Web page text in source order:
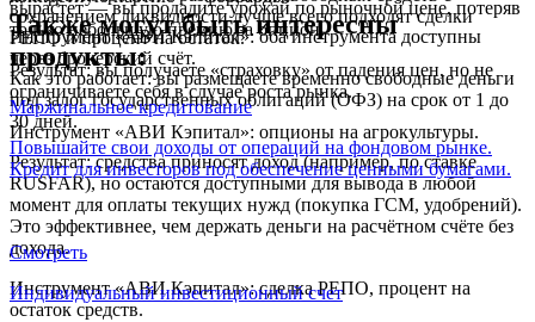
Инструмент «АВИ Кэпитал»: оба инструмента доступны
через брокерский счёт.
вырастет — вы продадите урожай по рыночной цене, потеряв
только небольшую премию за опцион.
Результат: вы получаете «страховку» от падения цен, но не
ограничиваете себя в случае роста рынка.
Инструмент «АВИ Кэпитал»: опционы на агрокультуры.
сохранением ликвидности лучше всего подходят сделки
РЕПО и процент на остаток.
Как это работает: вы размещаете временно свободные деньги
под залог государственных облигаций (ОФЗ) на срок от 1 до
30 дней.
Результат: средства приносят доход (например, по ставке
RUSFAR), но остаются доступными для вывода в любой
момент для оплаты текущих нужд (покупка ГСМ, удобрений).
Это эффективнее, чем держать деньги на расчётном счёте без
дохода.
Инструмент «АВИ Кэпитал»: сделка РЕПО, процент на
остаток средств.
Также могут быть интересны
продукты:
Маржинальное кредитование
Повышайте свои доходы от операций на фондовом рынке.
Кредит для инвесторов под обеспечение ценными бумагами.
Смотреть
Индивидуальный инвестиционный счет